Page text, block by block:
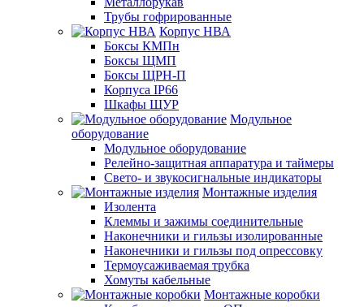
Трубы гофрированные
Корпус НВА
Боксы КМПн
Боксы ЩМП
Боксы ЩРН-П
Корпуса IP66
Шкафы ЩУР
Модульное
оборудование
Модульное оборудование
Релейно-защитная аппаратура и таймеры
Свето- и звукосигнальные индикаторы
Монтажные изделия
Изолента
Клеммы и зажимы соединительные
Наконечники и гильзы изолированные
Наконечники и гильзы под опрессовку
Термоусаживаемая трубка
Хомуты кабельные
Монтажные коробки